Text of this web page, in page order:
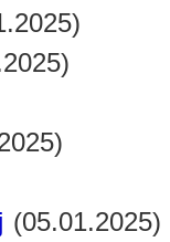
(05.01.2025)